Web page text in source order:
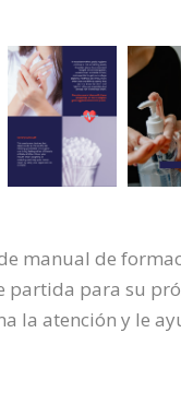
manual de
partida para su
la atención y le